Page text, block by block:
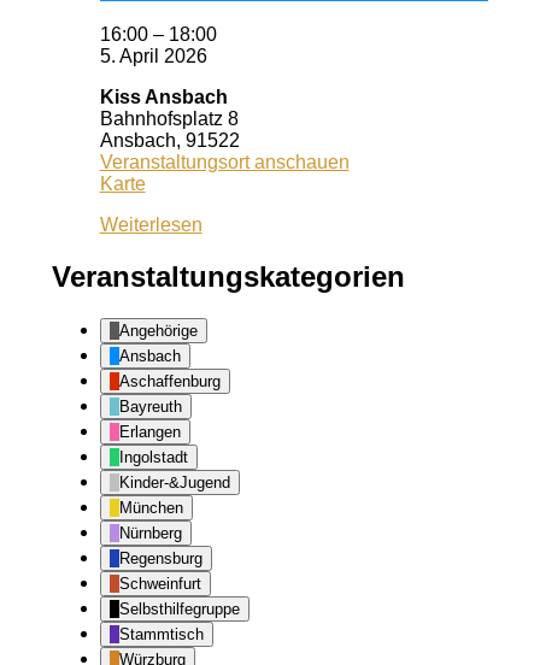
16:00 – 18:00
5. April 2026
Kiss Ansbach
Bahnhofsplatz 8
Ansbach, 91522
Veranstaltungsort anschauen
KarteKiss
Weiterlesen
Veranstaltungskategorien
Angehörige
Ansbach
Aschaffenburg
Bayreuth
Erlangen
Ingolstadt
Kinder-&Jugend
München
Nürnberg
Regensburg
Schweinfurt
Selbsthilfegruppe
Stammtisch
Würzburg